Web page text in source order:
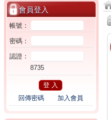
會員登入
帳號：
密碼：
認證：
8735
回傳密碼 加入會員